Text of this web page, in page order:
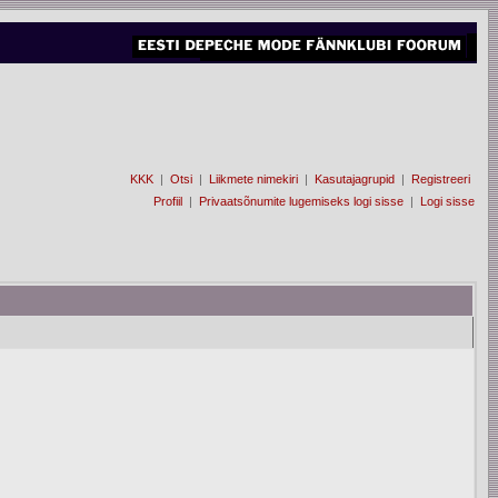
KKK | Otsi | Liikmete nimekiri | Kasutajagrupid | Registreeri
Profiil | Privaatsõnumite lugemiseks logi sisse | Logi sisse